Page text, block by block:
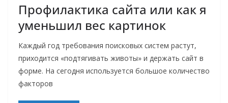
Профилактика сайта или как я
уменьшил вес картинок
Каждый год требования поисковых систем растут,
приходится «подтягивать животы» и держать сайт в
форме. На сегодня используется большое количество
факторов